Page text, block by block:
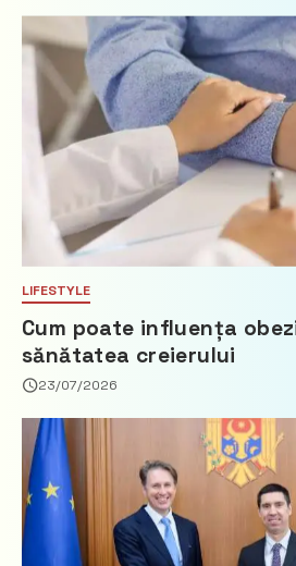
LIFESTYLE
Cum poate influența
sănătatea creierului
23/07/2026